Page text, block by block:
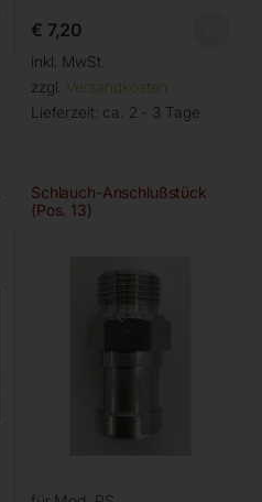
€ 7,20
inkl. MwSt.
zzgl. Versandkosten
Lieferzeit: ca. 2 - 3 Tage
Schlauch-Anschlußstück
(Pos. 13)